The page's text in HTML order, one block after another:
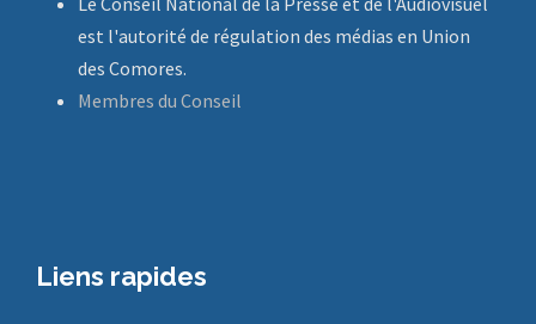
est l'autorité de régulation des médias en Union
des Comores.
Membres du Conseil
Liens rapides